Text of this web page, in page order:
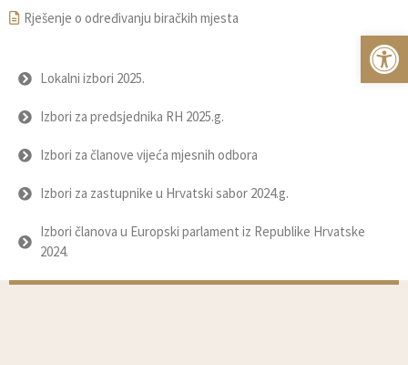
Rješenje o određivanju biračkih mjesta
Lokalni izbori 2025.
Izbori za predsjednika RH 2025.g.
Izbori za članove vijeća mjesnih odbora
Izbori za zastupnike u Hrvatski sabor 2024.g.
Izbori članova u Europski parlament iz Republike Hrvatske
2024.